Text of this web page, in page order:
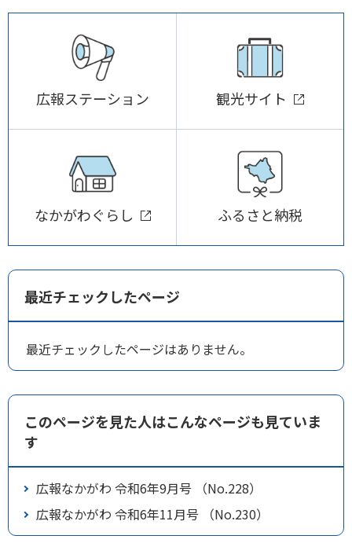
広報ステーション 観光サイト
なかがわぐらし ふるさと納税
最近チェックしたページ
最近チェックしたページはありません。
このページを見た人はこんなページも見ていま
す
広報なかがわ 令和6年9月号 （No.228）
広報なかがわ 令和6年11月号 （No.230）